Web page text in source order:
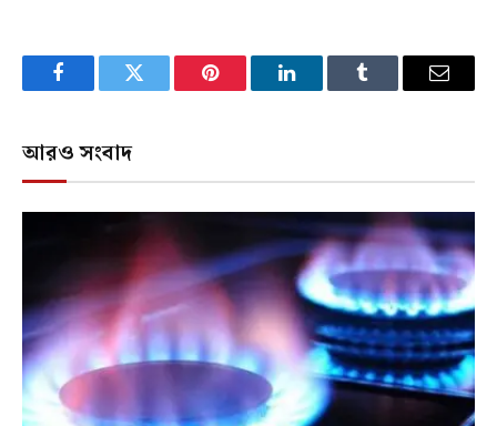
FacebookTwitter Pinterest LinkedInTumblr Email
আরও সংবাদ